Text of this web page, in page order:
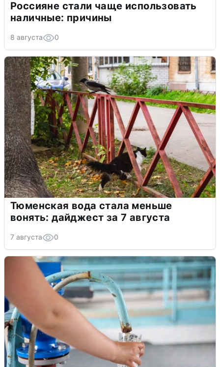
Россияне стали чаще использовать
наличные: причины
8 августа 0
Тюменская вода стала меньше
вонять: дайджест за 7 августа
7 августа 0